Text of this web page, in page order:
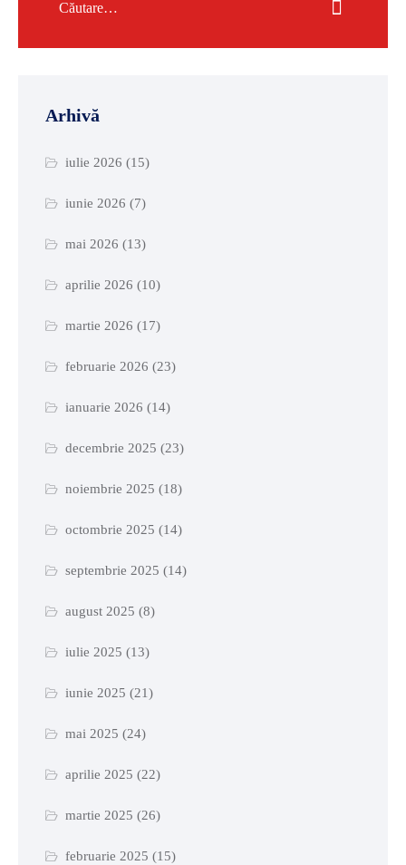
Arhivă
iulie 2026 (15)
iunie 2026 (7)
mai 2026 (13)
aprilie 2026 (10)
martie 2026 (17)
februarie 2026 (23)
ianuarie 2026 (14)
decembrie 2025 (23)
noiembrie 2025 (18)
octombrie 2025 (14)
septembrie 2025 (14)
august 2025 (8)
iulie 2025 (13)
iunie 2025 (21)
mai 2025 (24)
aprilie 2025 (22)
martie 2025 (26)
februarie 2025 (15)